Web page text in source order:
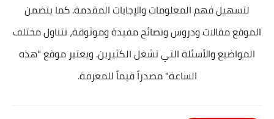
لتسهيل فهم المعلومات والإجابات المقدمة. كما يتضمن
الموقع مقالات ودروس ونصائح مفيدة وموثوقة، تتناول مختلف
المواضيع والأسئلة التي تشغل الكثيرين. ويعتبر موقع "هذه
الساعة" مصدراً قيماً للمعرفة.